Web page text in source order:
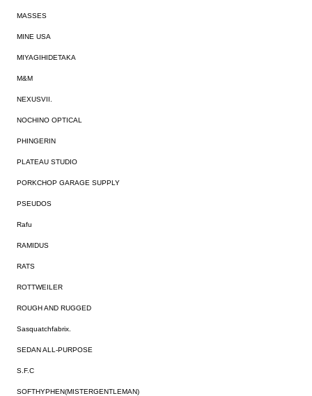
MASSES
MINE USA
MIYAGIHIDETAKA
M&M
NEXUSVII.
NOCHINO OPTICAL
PHINGERIN
PLATEAU STUDIO
PORKCHOP GARAGE SUPPLY
PSEUDOS
Rafu
RAMIDUS
RATS
ROTTWEILER
ROUGH AND RUGGED
Sasquatchfabrix.
SEDAN ALL-PURPOSE
S.F.C
SOFTHYPHEN(MISTERGENTLEMAN)